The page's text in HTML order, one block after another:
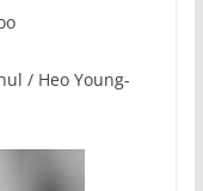
/ Heo Young-